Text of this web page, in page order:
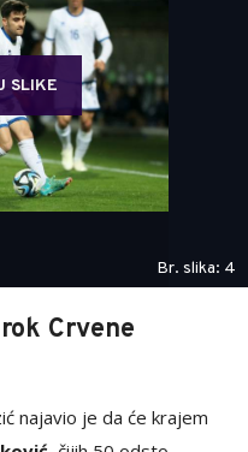
SLIKE
Br. slika: 4
Crvene
najavio je da će krajem